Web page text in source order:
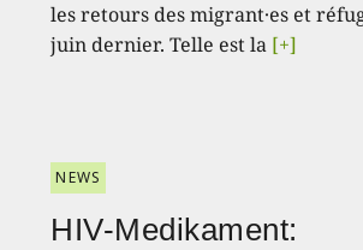
les retours des migrant·es et
juin dernier. Telle est la [+]
NEWS
HIV-Medikament: